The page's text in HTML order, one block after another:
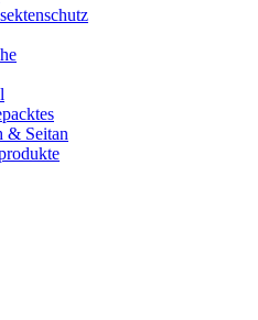
& Seitan